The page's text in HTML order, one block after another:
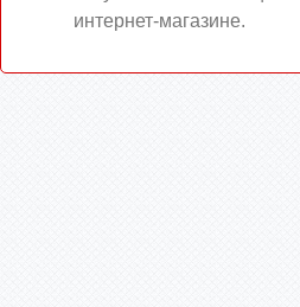
интернет-магазине.